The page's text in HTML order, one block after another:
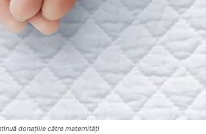
donațiile către maternități